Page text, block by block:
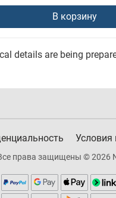
В корзину
details are being
Условия
права защищены © 2026